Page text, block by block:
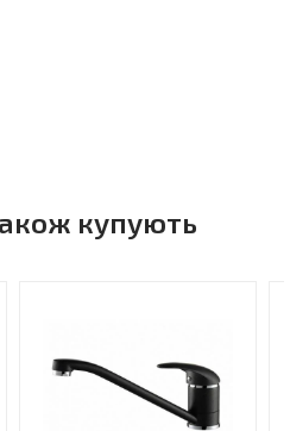
купують